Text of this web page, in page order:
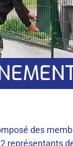
des
représentants